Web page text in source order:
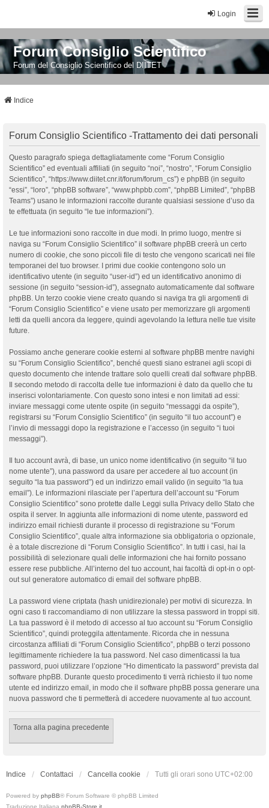
Login
Forum Consiglio Scientifico
Forum del Consiglio Scientifico del DIITET
Indice
Forum Consiglio Scientifico -Trattamento dei dati personali
Questo paragrafo spiega dettagliatamente come “Forum Consiglio
Scientifico” ed eventuali affiliati (in seguito “noi”, “nostro”, “Forum Consiglio
Scientifico”, “https://www.diitet.cnr.it/forum/forum_cs”) e phpBB (in seguito
“essi”, “loro”, “phpBB software”, “www.phpbb.com”, “phpBB Limited”, “phpBB
Teams”) usano le informazioni raccolte durante qualsiasi sessione d’uso da
te effettuata (in seguito “le tue informazioni”).
Le tue informazioni sono raccolte in due modi. In primo luogo, mentre si
naviga su “Forum Consiglio Scientifico” il software phpBB creerà un certo
numero di cookie, che sono piccoli file di testo che vengono scaricati nei file
temporanei del tuo browser. I primi due cookie contengono solo un
identificativo utente (in seguito “user-id”) ed un identificativo anonimo di
sessione (in seguito “session-id”), assegnato automaticamente dal software
phpBB. Un terzo cookie viene creato quando si naviga tra gli argomenti di
“Forum Consiglio Scientifico” e viene usato per memorizzare gli argomenti
letti da quelli ancora da leggere, quindi agevolando la lettura nelle tue visite
future.
Possiamo anche generare cookie esterni al software phpBB mentre navighi
su “Forum Consiglio Scientifico”, benché questi siano estranei agli scopi di
questo documento che intende trattare solo quelli creati dal software phpBB.
Il secondo metodo di raccolta delle tue informazioni è dato da quello che tu
inserisci volontariamente. Con questo sono intesi e non limitati ad essi:
inviare messaggi come utente ospite (in seguito “messaggi da ospite”),
registrarsi su “Forum Consiglio Scientifico” (in seguito “il tuo account”) e
l’invio di messaggi dopo la registrazione e l’accesso (in seguito “i tuoi
messaggi”).
Il tuo account avrà, di base, un unico nome identificativo (in seguito “il tuo
nome utente”), una password da usare per accedere al tuo account (in
seguito “la tua password”) ed un indirizzo email valido (in seguito “la tua
email”). Le informazioni rilasciate per l’apertura dell’account su “Forum
Consiglio Scientifico” sono protette dalle Leggi sulla Privacy dello Stato che
ospita il server. In aggiunta alle informazioni di nome utente, password ed
indirizzo email richiesti durante il processo di registrazione su “Forum
Consiglio Scientifico”, quale altra informazione sia obbligatoria o opzionale,
è a totale discrezione di “Forum Consiglio Scientifico”. In tutti i casi, hai la
possibilità di selezionare quali delle informazioni che hai fornito possano
essere rese pubbliche. All’interno del tuo account, hai facoltà di opt-in o opt-
out sul generatore automatico di email del software phpBB.
La password viene criptata (hash unidirezionale) per motivi di sicurezza. In
ogni caso ti raccomandiamo di non utilizzare la stessa password in troppi siti.
La tua password è il metodo di accesso al tuo account su “Forum Consiglio
Scientifico”, quindi proteggila attentamente. Ricorda che in nessuna
circostanza affiliati di “Forum Consiglio Scientifico”, phpBB o terzi possono
legittimamente richiedere la tua password. Nel caso dimenticassi la tua
password, puoi utilizzare l’opzione “Ho dimenticato la password” prevista dal
software phpBB. Durante questo procedimento ti verrà richiesto il tuo nome
utente ed indirizzo email, in modo che il software phpBB possa generare una
nuova password che ti permetterà di accedere nuovamente al tuo account.
Torna alla pagina precedente
Indice Contattaci Cancella cookie Tutti gli orari sono UTC+02:00
Powered by phpBB® Forum Software © phpBB Limited
Traduzione Italiana phpBB-Store.it